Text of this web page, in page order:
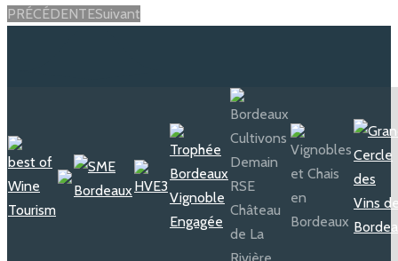
Posts
PRÉCÉDENTESuivant